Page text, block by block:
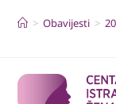
> Obavijesti >